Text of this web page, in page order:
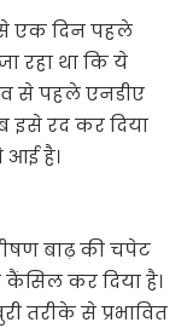
एक दिन पहले
रहा था कि ये
से पहले एनडीए
रद कर दिया
है।
बाढ़ की चपेट
कैंसिल कर दिया है।
तरीके से प्रभावित